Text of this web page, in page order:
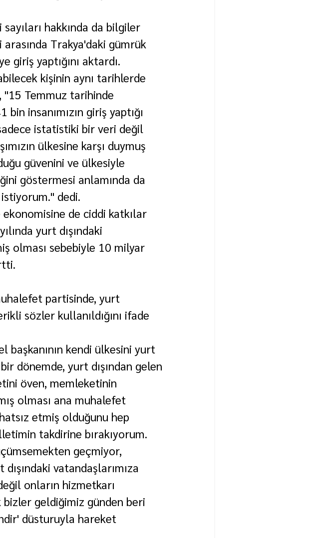
sayıları hakkında da bilgiler
Trakya'daki gümrük
giriş yaptığını aktardı.
kişinin aynı tarihlerde
"15 Temmuz tarihinde
insanımızın giriş yaptığı
istatistiki bir veri değil
ülkesine karşı duymuş
güvenini ve ülkesiyle
göstermesi anlamında da
dedi.
ekonomisine de ciddi katkılar
yurt dışındaki
olması sebebiyle 10 milyar
partisinde, yurt
sözler kullanıldığını ifade
başkanının kendi ülkesini yurt
dönemde, yurt dışından gelen
öven, memleketinin
olması ana muhalefet
etmiş olduğunu hep
takdirine bırakıyorum.
geçmiyor,
vatandaşlarımıza
onların hizmetkarı
geldiğimiz günden beri
düsturuyla hareket